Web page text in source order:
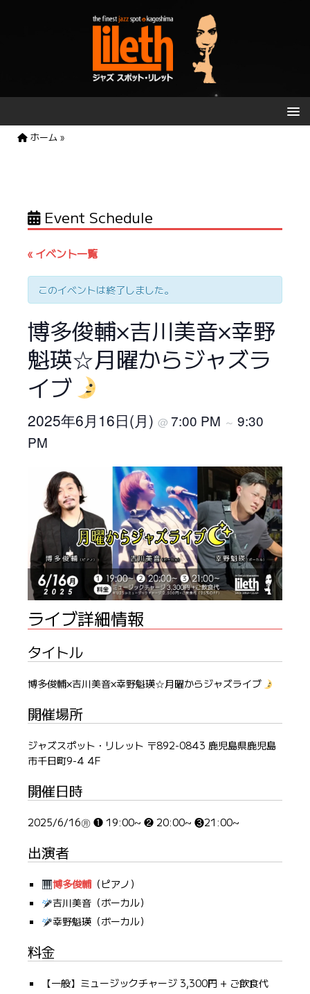
ホーム »
Event Schedule
« イベント一覧
このイベントは終了しました。
博多俊輔×吉川美音×幸野
魁瑛☆月曜からジャズラ
イブ
2025年6月16日(月) @ 7:00 PM ～ 9:30
PM
ライブ詳細情報
タイトル
博多俊輔×吉川美音×幸野魁瑛☆月曜からジャズライブ
開催場所
ジャズスポット・リレット 〒892-0843 鹿児島県鹿児島
市千日町9-4 4F
開催日時
2025/6/16㊊ ❶ 19:00~ ❷ 20:00~ ❸21:00~
出演者
博多俊輔（ピアノ）
吉川美音（ボーカル）
幸野魁瑛（ボーカル）
料金
【一般】ミュージックチャージ 3,300円 + ご飲食代